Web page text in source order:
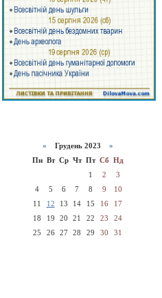
« Грудень 2023 »
Пн Вт Ср Чт Пт Сб Нд
1
2
3
4
5 6 7 8 9
10
11
12 13 14 15 16
17
18
19 20 21 22 23
24
25
26 27 28 29 30 31